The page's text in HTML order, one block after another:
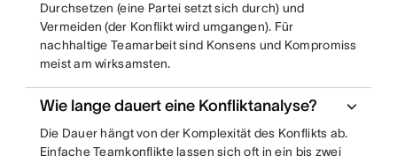
Durchsetzen (eine Partei setzt sich durch) und
Vermeiden (der Konflikt wird umgangen). Für
nachhaltige Teamarbeit sind Konsens und Kompromiss
meist am wirksamsten.
Wie lange dauert eine Konfliktanalyse?
Die Dauer hängt von der Komplexität des Konflikts ab.
Einfache Teamkonflikte lassen sich oft in ein bis zwei